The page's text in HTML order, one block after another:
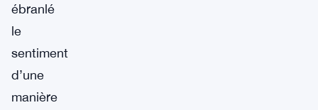
ébranlé
le
sentiment
d’une
manière